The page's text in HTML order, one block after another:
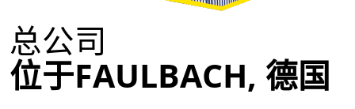
总公司
位于FAULBACH, 德国